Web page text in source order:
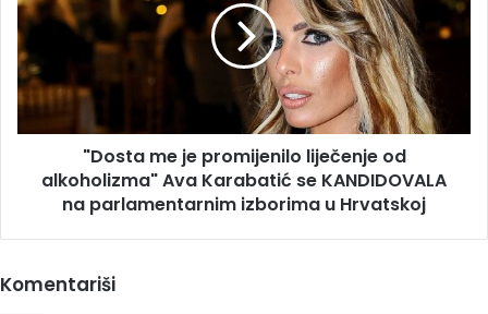
promijenilo
liječenje
od
alkoholizma"
Ava
Karabatić
KANDIDOVALA
izborima
Hrvatskoj
"Dosta me je promijenilo liječenje od
alkoholizma" Ava Karabatić se KANDIDOVALA
na parlamentarnim izborima u Hrvatskoj
Komentariši